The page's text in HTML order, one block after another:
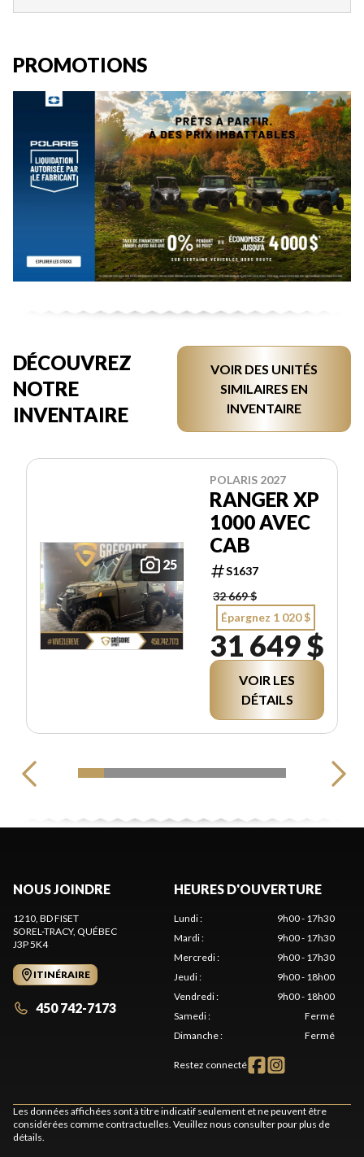
PROMOTIONS
DÉCOUVREZ
NOTRE
INVENTAIRE
VOIR DES UNITÉS
SIMILAIRES EN
INVENTAIRE
25
POLARIS 2027
RANGER XP
1000 AVEC
CAB
S1637
32 669 $
Épargnez 1 020 $
31 649 $
VOIR LES
DÉTAILS
NOUS JOINDRE
1210, BD FISET
SOREL-TRACY, QUÉBEC
J3P 5K4
ITINÉRAIRE
450 742-7173
HEURES D'OUVERTURE
Lundi:
9h00 - 17h30
Mardi:
9h00 - 17h30
Mercredi:
9h00 - 17h30
Jeudi:
9h00 - 18h00
Vendredi:
9h00 - 18h00
Samedi:
Fermé
Dimanche: Fermé
Restez connecté
Les données affichées sont à titre indicatif seulement et ne peuvent être
considérées comme contractuelles. Veuillez nous consulter pour plus de
détails.